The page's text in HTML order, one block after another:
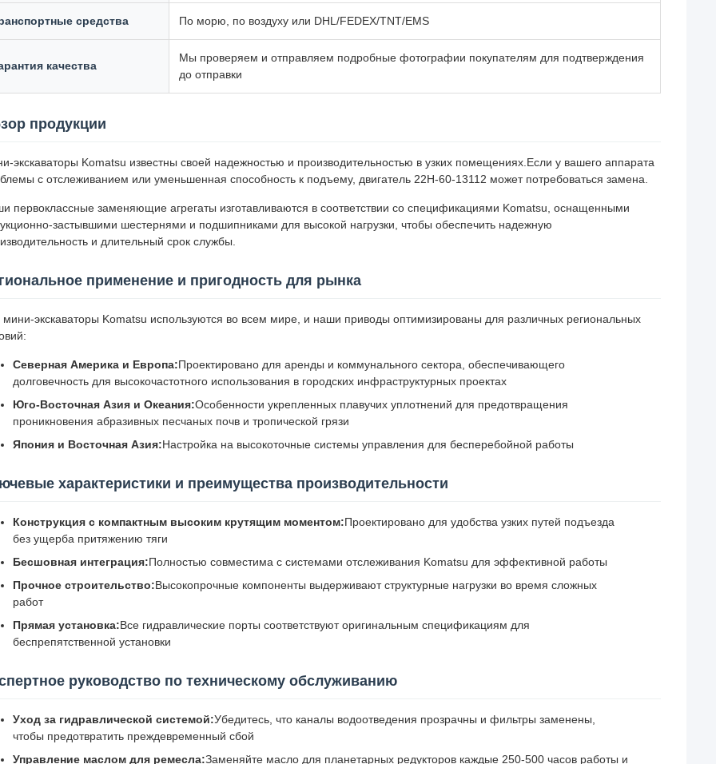
средства По морю, по воздуху или DHL/FEDEX/TNT/EMS
качества
Мы проверяем и отправляем подробные фотографии покупателям для подтверждения
до отправки
продукции
экскаваторы Komatsu известны своей надежностью и производительностью в узких помещениях.Если у вашего аппарата
с отслеживанием или уменьшенная способность к подъему, двигатель 22H-60-13112 может потребоваться замена.
первоклассные заменяющие агрегаты изготавливаются в соответствии со спецификациями Komatsu, оснащенными
застывшими шестернями и подшипниками для высокой нагрузки, чтобы обеспечить надежную
и длительный срок службы.
применение и пригодность для рынка
мини-экскаваторы Komatsu используются во всем мире, и наши приводы оптимизированы для различных региональных
Северная Америка и Европа:Проектировано для аренды и коммунального сектора, обеспечивающего
долговечность для высокочастотного использования в городских инфраструктурных проектах
Юго-Восточная Азия и Океания:Особенности укрепленных плавучих уплотнений для предотвращения
проникновения абразивных песчаных почв и тропической грязи
Япония и Восточная Азия:Настройка на высокоточные системы управления для бесперебойной работы
характеристики и преимущества производительности
Конструкция с компактным высоким крутящим моментом:Проектировано для удобства узких путей подъезда
без ущерба притяжению тяги
Бесшовная интеграция:Полностью совместима с системами отслеживания Komatsu для эффективной работы
Прочное строительство:Высокопрочные компоненты выдерживают структурные нагрузки во время сложных
работ
Прямая установка:Все гидравлические порты соответствуют оригинальным спецификациям для
беспрепятственной установки
руководство по техническому обслуживанию
Уход за гидравлической системой:Убедитесь, что каналы водоотведения прозрачны и фильтры заменены,
чтобы предотвратить преждевременный сбой
Управление маслом для ремесла:Заменяйте масло для планетарных редукторов каждые 250-500 часов работы и